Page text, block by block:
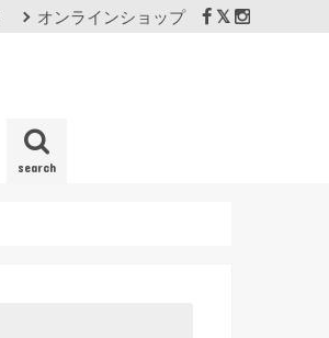
オンラインショップ
search